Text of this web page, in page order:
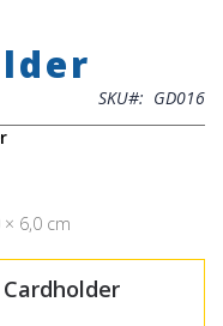
SKU
GD016
6,0 cm